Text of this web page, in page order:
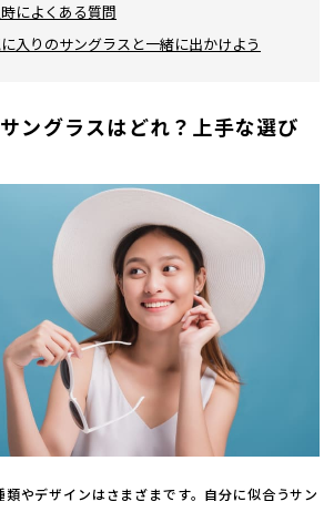
によくある質問
入りのサングラスと一緒に出かけよう
ングラスはどれ？上手な選び
類やデザインはさまざまです。自分に似合うサン